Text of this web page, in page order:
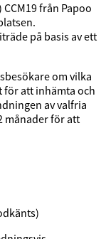
från Papoo
på basis av ett
om vilka
för att inhämta och
av valfria
månader för att